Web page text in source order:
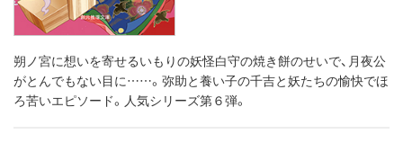
朔ノ宮に想いを寄せるいもりの妖怪白守の焼き餅のせいで、月夜公
がとんでもない目に……。弥助と養い子の千吉と妖たちの愉快でほ
ろ苦いエピソード。人気シリーズ第６弾。